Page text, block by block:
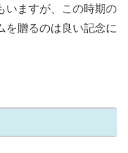
いますが、この時期の
を贈るのは良い記念に